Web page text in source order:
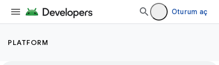
Oturum aç
PLATFORM